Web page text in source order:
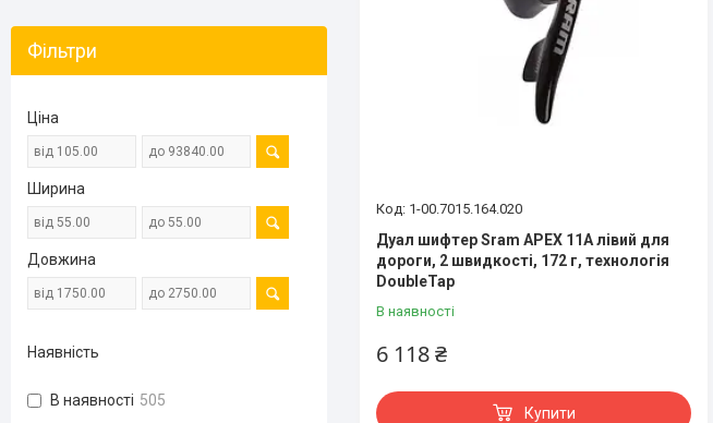
1-00.7015.164.020
Дуал шифтер Sram APEX 11A лівий для
дороги, 2 швидкості, 172 г, технологія
DoubleTap
В наявності
6 118 ₴
Купити
Фільтри
Ціна
Ширина
Довжина
Наявність
В наявності 505